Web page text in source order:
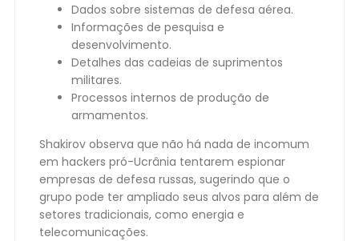
Dados sobre sistemas de defesa aérea.
Informações de pesquisa e
desenvolvimento.
Detalhes das cadeias de suprimentos
militares.
Processos internos de produção de
armamentos.
Shakirov observa que não há nada de incomum
em hackers pró-Ucrânia tentarem espionar
empresas de defesa russas, sugerindo que o
grupo pode ter ampliado seus alvos para além de
setores tradicionais, como energia e
telecomunicações.